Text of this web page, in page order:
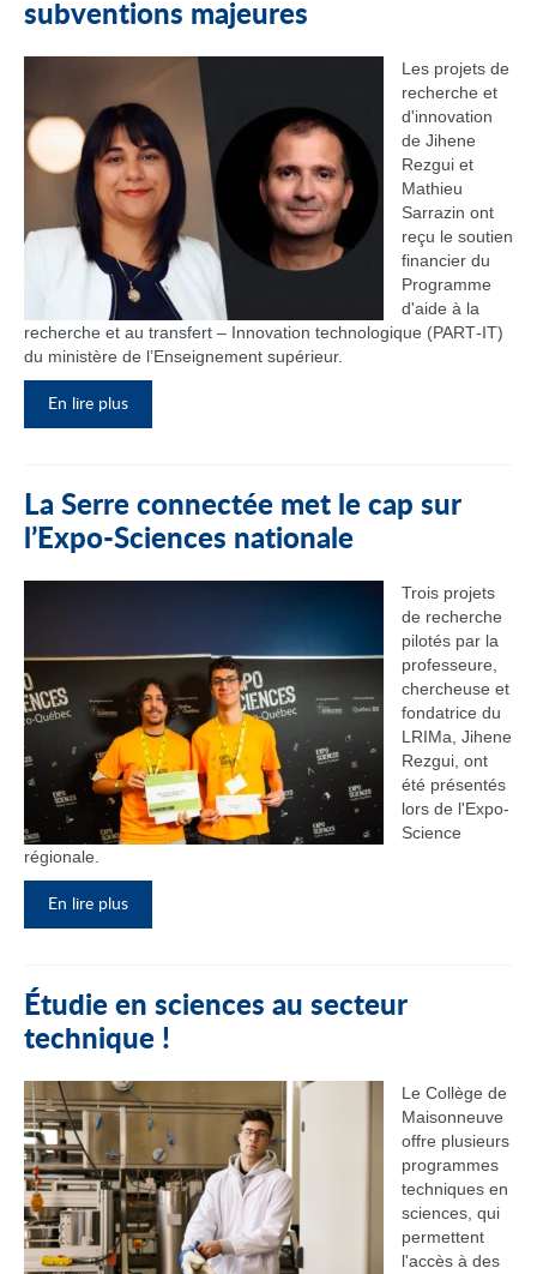
subventions majeures
Les projets de
recherche et
d'innovation
de Jihene
Rezgui et
Mathieu
Sarrazin ont
reçu le soutien
financier du
Programme
d'aide à la
recherche et au transfert – Innovation technologique (PART‑IT)
du ministère de l’Enseignement supérieur.
En lire plus
La Serre connectée met le cap sur
l’Expo-Sciences nationale
Trois projets
de recherche
pilotés par la
professeure,
chercheuse et
fondatrice du
LRIMa, Jihene
Rezgui, ont
été présentés
lors de l'Expo-
Science
régionale.
En lire plus
Étudie en sciences au secteur
technique !
Le Collège de
Maisonneuve
offre plusieurs
programmes
techniques en
sciences, qui
permettent
l'accès à des